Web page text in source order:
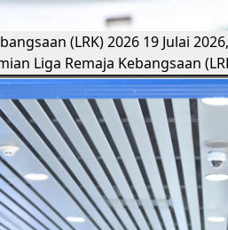
(LRK) 202619 Julai
Liga Remaja Kebangsaan